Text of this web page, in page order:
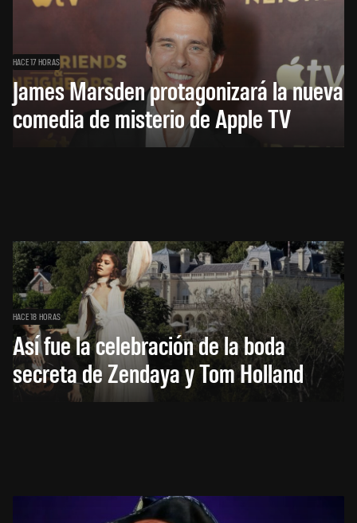
HACE 17 HORAS
James Marsden protagonizará la nueva
comedia de misterio de Apple TV
HACE 18 HORAS
Así fue la celebración de la boda
secreta de Zendaya y Tom Holland